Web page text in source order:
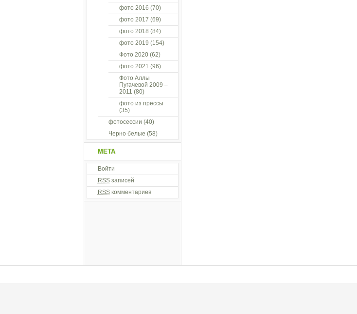
фото 2016 (70)
фото 2017 (69)
фото 2018 (84)
фото 2019 (154)
Фото 2020(62)
фото 2021 (96)
Фото Аллы
Пугачевой 2009 –
2011 (80)
фото из прессы
(35)
фотосессии (40)
Черно белые (58)
МЕТА
Войти
RSSзаписей
RSSкомментариев